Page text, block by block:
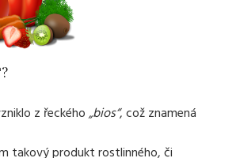
z řeckého„bios“, což znamená
takový produkt rostlinného, či